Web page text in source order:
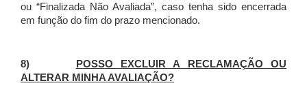
ou “Finalizada Não Avaliada”, caso tenha sido encerrada
em função do fim do prazo mencionado.
8)
POSSO EXCLUIR A RECLAMAÇÃO OU
ALTERAR MINHA AVALIAÇÃO?